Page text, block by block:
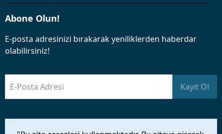
Abone Olun!
E-posta adresinizi bırakarak yeniliklerden haberdar
olabilirsiniz!
E-Posta Adresi Kayıt Ol